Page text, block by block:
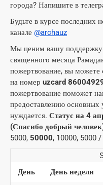
города? Напишите в
Будьте в курсе последних
канале @archauz
Мы ценим вашу поддержку
священного месяца
пожертвование, вы можете
на номер uzcard
пожертвование поможет
предоставлению основных
нуждается. Статус на 4
(Спасибо добрый
5000, 50000, 10000, 5000
День День недели